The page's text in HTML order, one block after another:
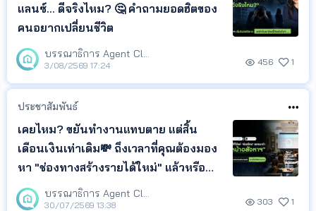
แลนซ์... ดีจริงไหม? 🤔 คำถามยอดฮิตของ
คนอยากเปลี่ยนชีวิต
3/08/2569 17:24 456 1
ประชาสัมพันธ์
เคยไหม? ขยันทำงานแทบตาย แต่สิ้น
เดือนเงินเท่าเดิม💸 ถึงเวลาที่คุณต้องมอง
หา "ช่องทางสร้างรายได้ใหม่" แล้วหรือ
ยัง?🧐
30/07/2569 13:38 303 1